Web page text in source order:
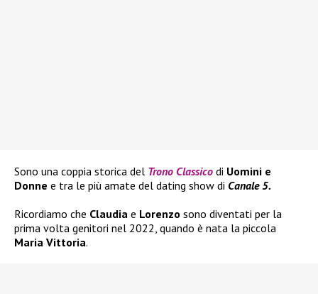
Sono una coppia storica del Trono Classico di Uomini e
Donne e tra le più amate del dating show di Canale 5.
Ricordiamo che Claudia e Lorenzo sono diventati per la
prima volta genitori nel 2022, quando è nata la piccola
Maria Vittoria.